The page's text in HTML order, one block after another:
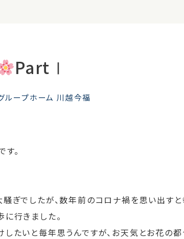
PartⅠ
ループホーム 川越今福
。
ぎでしたが、数年前のコロナ禍を思い出す
行きました。
たいと毎年思うんですが、お天気とお花の